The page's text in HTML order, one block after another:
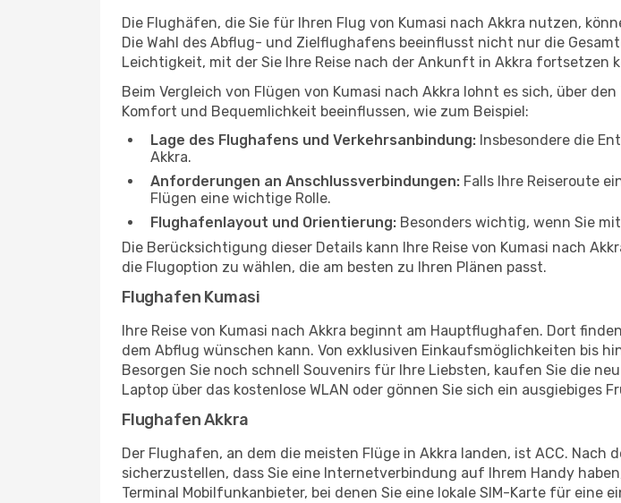
Die Flughäfen, die Sie für Ihren Flug von Kumasi nach Akkra nutzen,
Die Wahl des Abflug- und Zielflughafens beeinflusst nicht nur die
Leichtigkeit, mit der Sie Ihre Reise nach der Ankunft in Akkra fortsetzen
Beim Vergleich von Flügen von Kumasi nach Akkra lohnt es sich, über
Komfort und Bequemlichkeit beeinflussen, wie zum Beispiel:
Lage des Flughafens und Verkehrsanbindung: Insbesondere die
Akkra.
Anforderungen an Anschlussverbindungen: Falls Ihre Reiseroute
Flügen eine wichtige Rolle.
Flughafenlayout und Orientierung: Besonders wichtig, wenn Sie
Die Berücksichtigung dieser Details kann Ihre Reise von Kumasi nach
die Flugoption zu wählen, die am besten zu Ihren Plänen passt.
Flughafen Kumasi
Ihre Reise von Kumasi nach Akkra beginnt am Hauptflughafen. Dort
dem Abflug wünschen kann. Von exklusiven Einkaufsmöglichkeiten bis
Besorgen Sie noch schnell Souvenirs für Ihre Liebsten, kaufen Sie die
Laptop über das kostenlose WLAN oder gönnen Sie sich ein ausgiebiges
Flughafen Akkra
Der Flughafen, an dem die meisten Flüge in Akkra landen, ist ACC.
sicherzustellen, dass Sie eine Internetverbindung auf Ihrem Handy
Terminal Mobilfunkanbieter, bei denen Sie eine lokale SIM-Karte für eine